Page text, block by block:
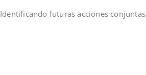
Identificando futuras acciones conjuntas